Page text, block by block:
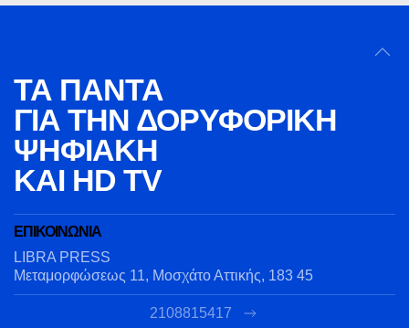
ΤΑ ΠΑΝΤΑ
ΓΙΑ ΤΗΝ ΔΟΡΥΦΟΡΙΚΗ
ΨΗΦΙΑΚΗ
ΚΑΙ HD TV
ΕΠΙΚΟΙΝΩΝΙΑ
LIBRA PRESS
Μεταμορφώσεως 11, Μοσχάτο Αττικής, 183 45
2108815417